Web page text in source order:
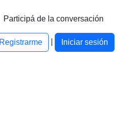
3239.
Participá de la conversación
Registrarme Iniciar sesión